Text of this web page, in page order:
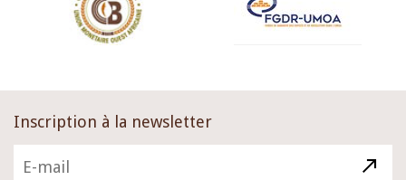
Inscription à la newsletter